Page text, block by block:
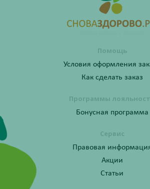
Помощь
Условия оформления
Как сделать заказ
Программы
Бонусная программа
Сервис
Правовая
Акции
Статьи